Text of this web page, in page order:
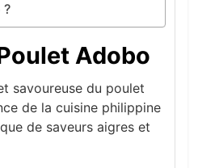
?
Adobo
savoureuse du poulet
de la cuisine philippine
de saveurs aigres et